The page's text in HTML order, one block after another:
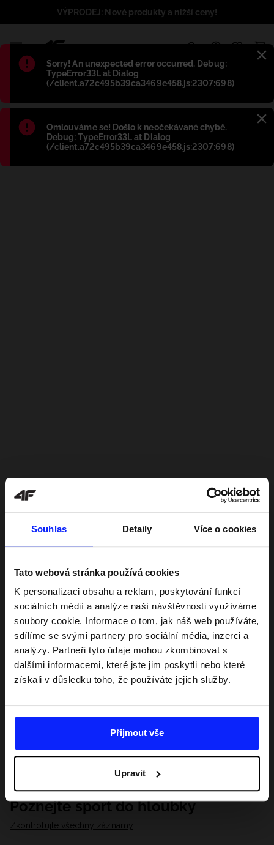
Souhlas Detaily Více o cookies
Tato webová stránka používá cookies
K personalizaci obsahu a reklam, poskytování funkcí
sociálních médií a analýze naší návštěvnosti využíváme
soubory cookie. Informace o tom, jak náš web používáte,
sdílíme se svými partnery pro sociální média, inzerci a
analýzy. Partneři tyto údaje mohou zkombinovat s
dalšími informacemi, které jste jim poskytli nebo které
získali v důsledku toho, že používáte jejich služby.
Přijmout vše
Upravit
Błąd:
Sorry! An unexpected error occurred. Debug:
TypeError33L at Dialog
(/client.a72c495b39ca3469e458.js:2307:698)
Błąd:
Omlouváme se! Došlo k neočekávané chybě.
Debug: TypeError33L at Dialog
(/client.a72c495b39ca3469e458.js:2307:698)
VÝPRODEJ: Nové produkty a nižší ceny!
Poznejte sport do hloubky
Zkontrolujte všechny záznamy